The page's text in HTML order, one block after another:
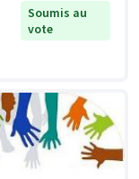
Soumis au
vote